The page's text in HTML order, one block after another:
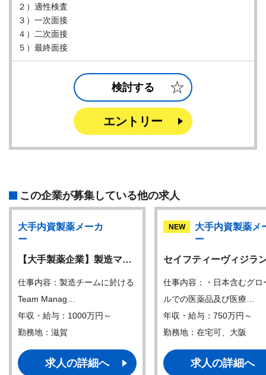
２）適性検査
３）一次面接
４）二次面接
５）最終面接
検討する
エントリー
この企業が募集している他の求人
大手内資製薬メーカ
ー
【大手製薬企業】製造マ…
仕事内容：製造チームに於ける
Team Manag…
年収・給与：1000万円～
勤務地：滋賀
求人の詳細へ
NEW
大手内資製薬メ
ー
セイフティーヴィジラ
仕事内容：・日本含むグロ
ルでの医薬品及び医療…
年収・給与：750万円～
勤務地：在宅可、大阪
求人の詳細へ